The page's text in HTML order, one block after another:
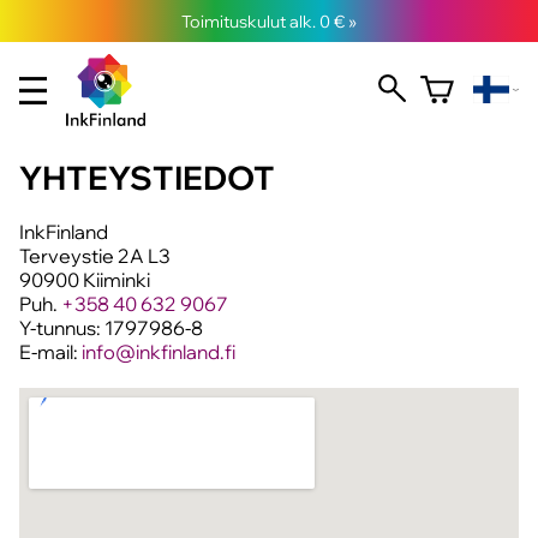
Toimituskulut alk. 0 € »
YHTEYSTIEDOT
InkFinland
Terveystie 2A L3
90900 Kiiminki
Puh. +358 40 632 9067
Y-tunnus: 1797986-8
E-mail: info@inkfinland.fi